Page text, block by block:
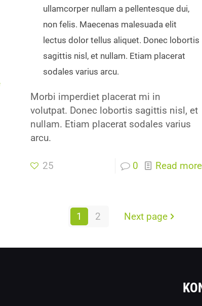
ullamcorper nullam a pellentesque dui,
non felis. Maecenas malesuada elit
lectus dolor tellus aliquet. Donec lobortis
sagittis nisl, et nullam. Etiam placerat
sodales varius arcu.
Morbi imperdiet placerat mi in
volutpat. Donec lobortis sagittis nisl, et
nullam. Etiam placerat sodales varius
arcu.
25 0 Read more
1 2 Next page